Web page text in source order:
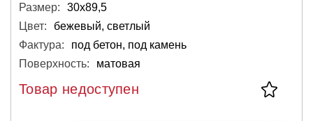
Размер:
30х89,5
Цвет:
бежевый, светлый
Фактура:
под бетон, под камень
Поверхность:
матовая
Товар недоступен